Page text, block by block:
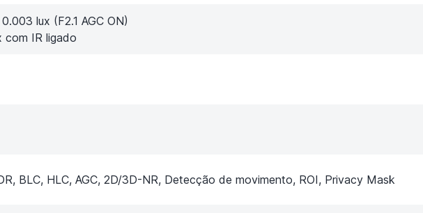
lux (F2.1 AGC ON)
com IR ligado
BLC, HLC, AGC, 2D/3D-NR, Detecção de movimento, ROI, Privacy Mask